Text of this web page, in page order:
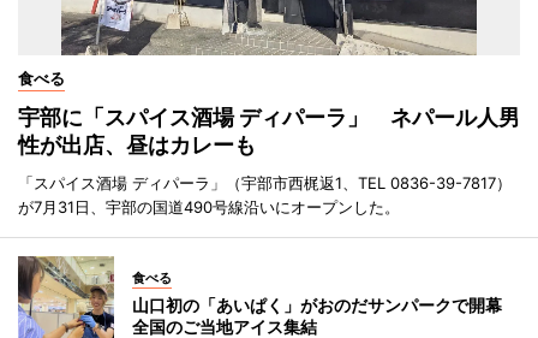
食べる
宇部に「スパイス酒場 ディパーラ」 ネパール人男
性が出店、昼はカレーも
「スパイス酒場 ディパーラ」（宇部市西梶返1、TEL 0836-39-7817）
が7月31日、宇部の国道490号線沿いにオープンした。
食べる
山口初の「あいぱく」がおのだサンパークで開幕
全国のご当地アイス集結